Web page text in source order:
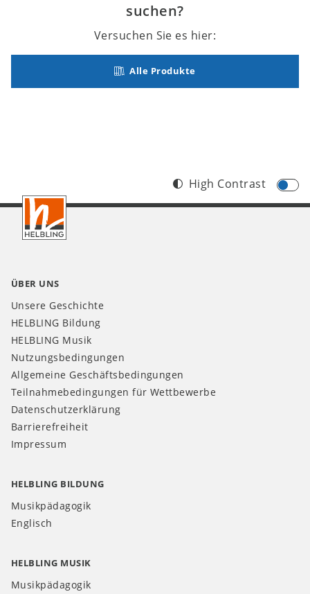
suchen?
Versuchen Sie es hier:
Alle Produkte
Footer
CH
High Contrast
ÜBER UNS
Unsere Geschichte
HELBLING Bildung
HELBLING Musik
Nutzungsbedingungen
Allgemeine Geschäftsbedingungen
Teilnahmebedingungen für Wettbewerbe
Datenschutzerklärung
Barrierefreiheit
Impressum
HELBLING BILDUNG
Musikpädagogik
Englisch
HELBLING MUSIK
Musikpädagogik